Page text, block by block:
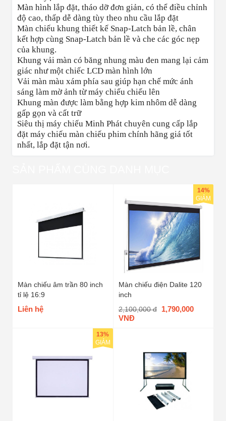
Màn hình lắp đặt, tháo dỡ đơn giản, có thể điều chỉnh
độ cao, thấp dễ dàng tùy theo nhu cầu lắp đặt
Màn chiếu khung thiết kế Snap-Latch bản lề, chân
kết hợp cùng Snap-Latch bản lề và che các góc nẹp
của khung.
Khung vải màn có băng nhung màu đen mang lại cảm
giác như một chiếc LCD màn hình lớn
Vải màn màu xám phía sau giúp hạn chế mức ánh
sáng làm mờ ảnh từ máy chiếu chiếu lên
Khung màn được làm bằng hợp kim nhôm dễ dàng
gấp gọn và cất trữ
Siêu thị máy chiếu Minh Phát chuyên cung cấp lắp
đặt máy chiếu màn chiếu phim chính hãng giá tốt
nhất, lắp đặt tận nơi.
Màn chiếu âm trần 80 inch
tỉ lệ 16:9
Liên hệ
Màn chiếu điện Dalite 120
inch
2,100,000 đ
1,790,000
VNĐ
14%
GIẢM
13%
GIẢM